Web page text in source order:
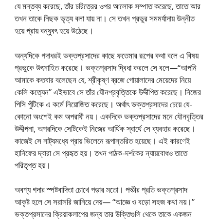
যে মন্তব্য করেছে, তাঁর চরিত্রের ওপর আলোক সম্পাত করেছে, তাতে আর
তখন তাকে নিছক ভৃত্য বলা যায় না। সে তখন প্রভুর সমমর্যাদায় উন্নীত
হয়ে প্রায় বন্ধুবৎ হয়ে উঠেছে।
অন্যদিকে গদাধরই ভক্তপ্রসাদের কাছে ফতেমার রূপের কথা বলে এ বিষয়
প্রভুকে উৎসাহিত করেছে। ভক্তপ্রসাদ দ্বিধা করলে সে বলে—“আপনি
আমাকে কতবার বলেছেন যে, শ্রীকৃষ্ণ ব্রজে গোয়ালাদের মেয়েদের নিয়ে
কেলি কত্যেন” এইভাবে সে তাঁর যৌনপ্রবৃত্তিকে উদ্দীপিত করেছে। নিজের
পিসি পুঁটিকে এ কর্মে নিয়োজিত করেছে। অর্থাৎ ভক্তপ্রসাদের চেয়ে যে-
কোনো অংশেই কম অপরাধী নয়। একদিকে ভক্তপ্রসাদের মনে যৌনবৃত্তির
উদ্দীপনা, অপরদিকে সেটিকেই নিজের আর্থিক স্বার্থে সে ব্যবহার করেছে।
কাজেই সে নাট্যমধ্যে প্রায় ভিলেনে রূপান্তরিত হয়েছে। এই কারণেই
হানিফের দ্বারা সে প্রহৃত হয়। তখন পাঠক-দর্শকের ন্যায়বোধও তাতে
পরিতৃপ্ত হয়।
অবশ্য গদার স্পষ্টবাদিতা চোখে পড়ার মতো। পঞ্চীর প্রতি ভক্তপ্রসাদ
আকৃষ্ট হলে সে সরাসরি জানিয়ে দেয়— “আজ্ঞে ও বড়ো সহজ কথা নয়।”
ভক্তপ্রসাদের ক্রিয়াকলাপের জন্য তার উক্তিগুলি থেকে তাকে একজন